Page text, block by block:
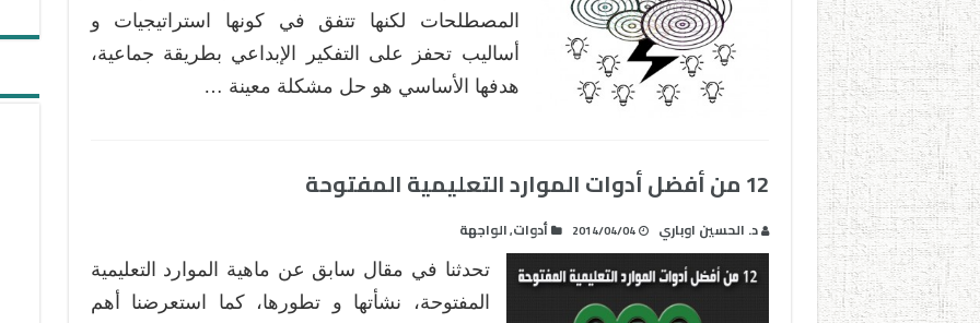
المصطلحات لكنها تتفق في كونها استراتيجيات و
أساليب تحفز على التفكير الإبداعي بطريقة جماعية،
هدفها الأساسي هو حل مشكلة معينة …
12 من أفضل أدوات الموارد التعليمية المفتوحة
د. الحسين اوباري 2014/04/04 أدوات,الواجهة
تحدثنا في مقال سابق عن ماهية الموارد التعليمية
المفتوحة، نشأتها و تطورها، كما استعرضنا أهم